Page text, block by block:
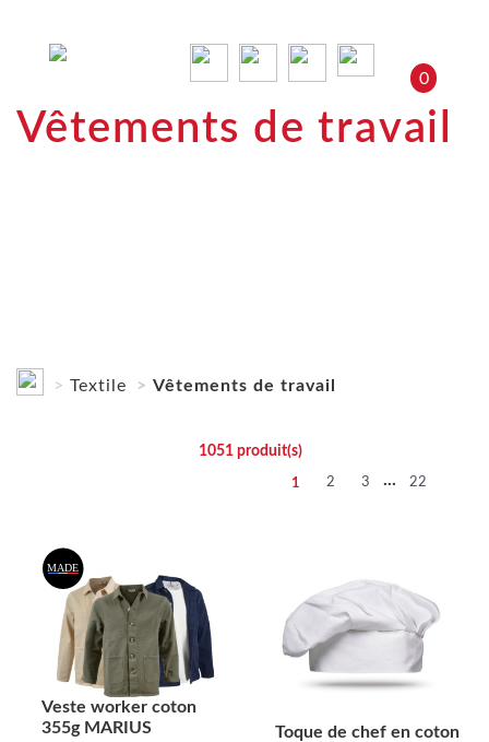
0
Vêtements de travail
Textile Vêtements de travail
1051produit(s)
1 2 3 ... 22
Veste worker coton
355g MARIUS
Toque de chef en coton